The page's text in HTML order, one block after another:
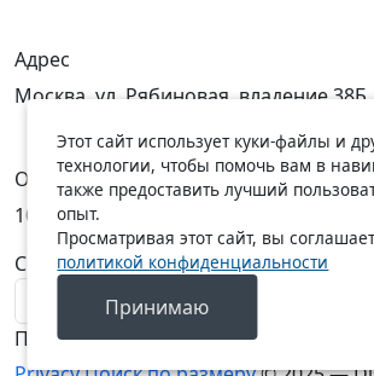
Адрес
Москва, ул. Рябиновая, владение 38Б
Открыты
10:00 — 19:00
C Пн по Пт
C Сб по Вс
Подписаться на новости
Этот сайт использует куки-файлы и
технологии, чтобы помочь вам в
также предоставить лучший
опыт.
Просматривая этот сайт, вы
политикой конфиденциальности
Принимаю